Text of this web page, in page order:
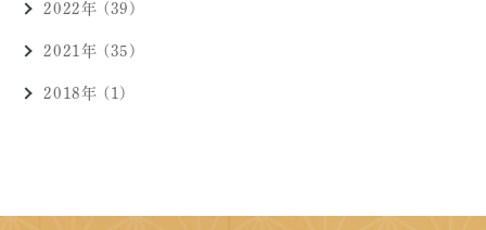
2022年 (39)
2021年 (35)
2018年 (1)